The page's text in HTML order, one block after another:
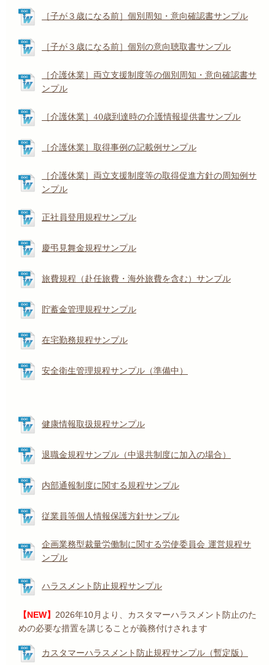
［子が３歳になる前］個別周知・意向確認書サンプル
［子が３歳になる前］個別の意向聴取書サンプル
［介護休業］両立支援制度等の個別周知・意向確認書サ
ンプル
［介護休業］40歳到達時の介護情報提供書サンプル
［介護休業］取得事例の記載例サンプル
［介護休業］両立支援制度等の取得促進方針の周知例サ
ンプル
正社員登用規程サンプル
慶弔見舞金規程サンプル
旅費規程（赴任旅費・海外旅費を含む）サンプル
貯蓄金管理規程サンプル
在宅勤務規程サンプル
安全衛生管理規程サンプル（準備中）
健康情報取扱規程サンプル
退職金規程サンプル（中退共制度に加入の場合）
内部通報制度に関する規程サンプル
従業員等個人情報保護方針サンプル
企画業務型裁量労働制に関する労使委員会 運営規程サ
ンプル
ハラスメント防止規程サンプル
【NEW】 2026年10月より、カスタマーハラスメント防止のた
めの必要な措置を講じることが義務付けされます
カスタマーハラスメント防止規程サンプル（暫定版）